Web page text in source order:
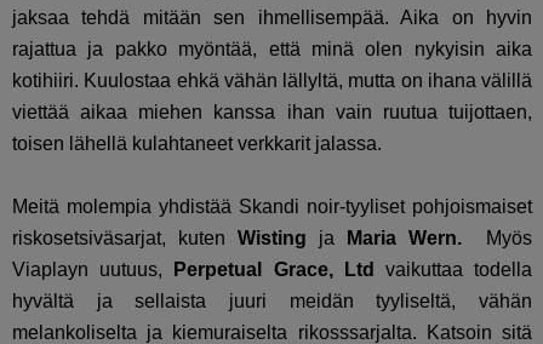
jaksaa tehdä mitään sen ihmellisempää. Aika on hyvin
rajattua ja pakko myöntää, että minä olen nykyisin aika
kotihiiri. Kuulostaa ehkä vähän lällyltä, mutta on ihana välillä
viettää aikaa miehen kanssa ihan vain ruutua tuijottaen,
toisen lähellä kulahtaneet verkkarit jalassa.
Meitä molempia yhdistää Skandi noir-tyyliset pohjoismaiset
riskosetsiväsarjat, kutenWisting ja Maria Wern.
Myös
Viaplayn uutuus,
Perpetual Grace, Ltd
vaikuttaa todella
hyvältä ja sellaista juuri meidän tyyliseltä, vähän
melankoliselta ja kiemuraiselta rikosssarjalta. Katsoin sitä